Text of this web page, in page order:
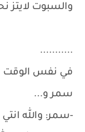
والسبوت لايتز
...........
في نفس الوقت
سمر و...
-سمر: والله